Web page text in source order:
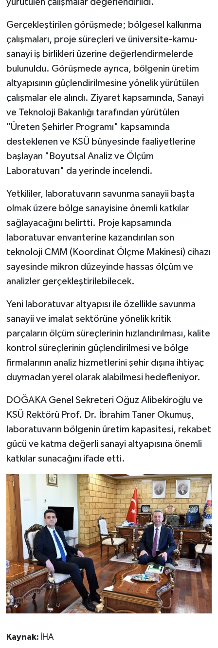
yürütülen çalışmalar değerlendirildi.
Gerçekleştirilen görüşmede; bölgesel kalkınma
çalışmaları, proje süreçleri ve üniversite-kamu-
sanayi iş birlikleri üzerine değerlendirmelerde
bulunuldu. Görüşmede ayrıca, bölgenin üretim
altyapısının güçlendirilmesine yönelik yürütülen
çalışmalar ele alındı. Ziyaret kapsamında, Sanayi
ve Teknoloji Bakanlığı tarafından yürütülen
"Üreten Şehirler Programı" kapsamında
desteklenen ve KSÜ bünyesinde faaliyetlerine
başlayan "Boyutsal Analiz ve Ölçüm
Laboratuvarı" da yerinde incelendi.
Yetkililer, laboratuvarın savunma sanayii başta
olmak üzere bölge sanayisine önemli katkılar
sağlayacağını belirtti. Proje kapsamında
laboratuvar envanterine kazandırılan son
teknoloji CMM (Koordinat Ölçme Makinesi) cihazı
sayesinde mikron düzeyinde hassas ölçüm ve
analizler gerçekleştirilebilecek.
Yeni laboratuvar altyapısı ile özellikle savunma
sanayii ve imalat sektörüne yönelik kritik
parçaların ölçüm süreçlerinin hızlandırılması, kalite
kontrol süreçlerinin güçlendirilmesi ve bölge
firmalarının analiz hizmetlerini şehir dışına ihtiyaç
duymadan yerel olarak alabilmesi hedefleniyor.
DOĞAKA Genel Sekreteri Oğuz Alibekiroğlu ve
KSÜ Rektörü Prof. Dr. İbrahim Taner Okumuş,
laboratuvarın bölgenin üretim kapasitesi, rekabet
gücü ve katma değerli sanayi altyapısına önemli
katkılar sunacağını ifade etti.
Kaynak: İHA